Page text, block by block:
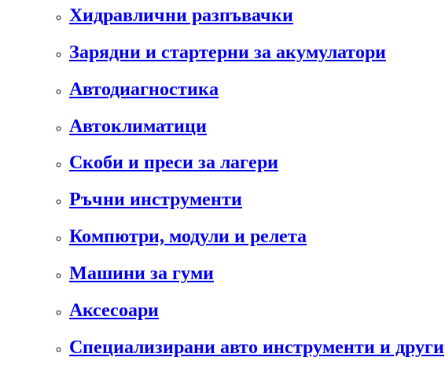
Хидравлични разпъвачки
Зарядни и стартерни за акумулатори
Автодиагностика
Автоклиматици
Скоби и преси за лагери
Ръчни инструменти
Компютри, модули и релета
Машини за гуми
Аксесоари
Специализирани авто инструменти и други